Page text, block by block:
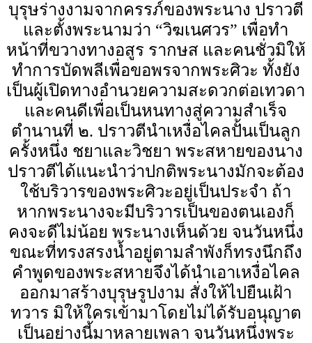
บุรุษร่างงามจากครรภ์ของพระนาง ปราวตี
และตั้งพระนามว่า “วิฆเนศวร” เพื่อทำ
หน้าที่ขวางทางอสูร รากษส และคนชั่วมิให้
ทำการบัดพลีเพื่อขอพรจากพระศิวะ ทั้งยัง
เป็นผู้เปิดทางอำนวยความสะดวกต่อเทวดา
และคนดีเพื่อเป็นหนทางสู่ความสำเร็จ
ตำนานที่ ๒. ปราวตีนำเหงื่อไคลปั้นเป็นลูก
ครั้งหนึ่ง ชยาและวิชยา พระสหายของนาง
ปราวตีได้แนะนำว่าปกติพระนางมักจะต้อง
ใช้บริวารของพระศิวะอยู่เป็นประจำ ถ้า
หากพระนางจะมีบริวารเป็นของตนเองก็
คงจะดีไม่น้อย พระนางเห็นด้วย จนวันหนึ่ง
ขณะที่ทรงสรงน้ำอยู่ตามลำพังก็ทรงนึกถึง
คำพูดของพระสหายจึงได้นำเอาเหงื่อไคล
ออกมาสร้างบุรุษรูปงาม สั่งให้ไปยืนเฝ้า
ทวาร มิให้ใครเข้ามาโดยไม่ได้รับอนุญาต
เป็นอย่างนี้มาหลายเพลา จนวันหนึ่งพระ